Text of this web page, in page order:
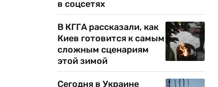
в соцсетях
В КГГА рассказали, как
Киев готовится к самым
сложным сценариям
этой зимой
Сегодня в Украине